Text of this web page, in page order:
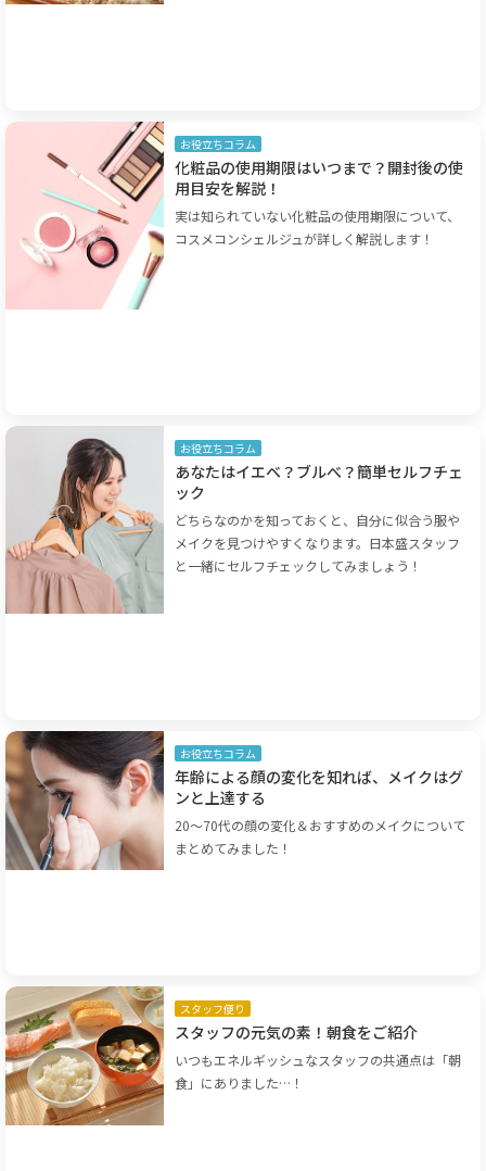
お役立ちコラム
化粧品の使用期限はいつまで？開封後の使
用目安を解説！
実は知られていない化粧品の使用期限について、
コスメコンシェルジュが詳しく解説します！
お役立ちコラム
あなたはイエベ？ブルべ？簡単セルフチェ
ック
どちらなのかを知っておくと、自分に似合う服や
メイクを見つけやすくなります。日本盛スタッフ
と一緒にセルフチェックしてみましょう！
お役立ちコラム
年齢による顔の変化を知れば、メイクはグ
ンと上達する
20～70代の顔の変化＆おすすめのメイクについて
まとめてみました！
スタッフ便り
スタッフの元気の素！朝食をご紹介
いつもエネルギッシュなスタッフの共通点は「朝
食」にありました…！